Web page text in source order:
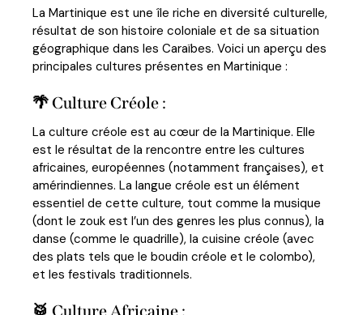
La Martinique est une île riche en diversité culturelle,
résultat de son histoire coloniale et de sa situation
géographique dans les Caraïbes. Voici un aperçu des
principales cultures présentes en Martinique :
🌴 Culture Créole :
La culture créole est au cœur de la Martinique. Elle
est le résultat de la rencontre entre les cultures
africaines, européennes (notamment françaises), et
amérindiennes. La langue créole est un élément
essentiel de cette culture, tout comme la musique
(dont le zouk est l’un des genres les plus connus), la
danse (comme le quadrille), la cuisine créole (avec
des plats tels que le boudin créole et le colombo),
et les festivals traditionnels.